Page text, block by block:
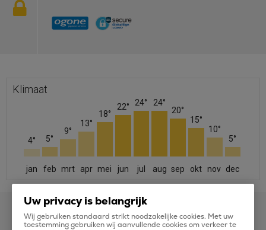
Klimaat
4° 5°
9°
13°
18°
22° 24° 24°
20°
15°
10°
5°
jan feb mrt apr mei jun jul aug sep okt nov dec
Uw privacy is belangrijk
Wij gebruiken standaard strikt noodzakelijke cookies. Met uw
toestemming gebruiken wij aanvullende cookies om verkeer te